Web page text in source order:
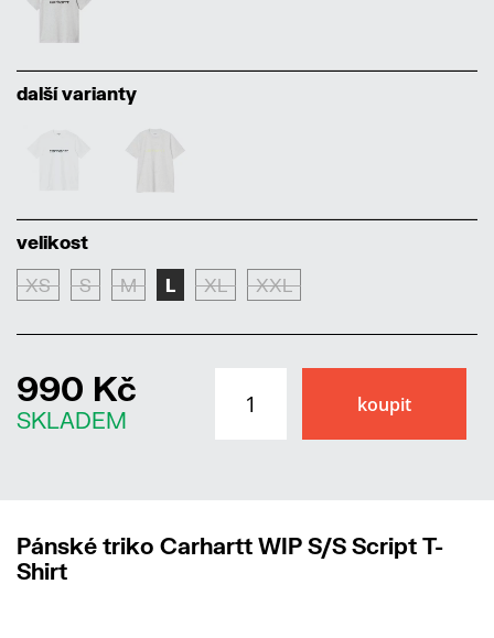
další varianty
velikost
XS S M L XL XXL
990 Kč
SKLADEM
Pánské triko Carhartt WIP S/S Script T-
Shirt